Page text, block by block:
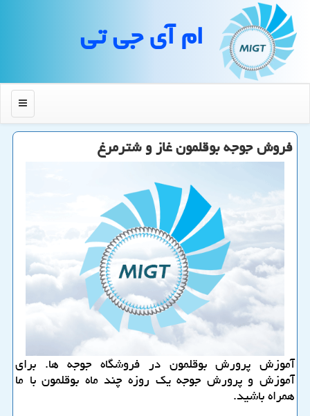
ام آی جی تی
منو
فروش جوجه بوقلمون غاز و شترمرغ
آموزش پرورش بوقلمون در فروشگاه جوجه ها. برای
آموزش و پرورش جوجه یك روزه چند ماه بوقلمون با ما
همراه باشید.